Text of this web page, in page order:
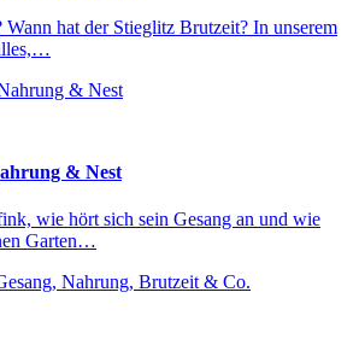
Wann hat der Stieglitz Brutzeit? In unserem
& Nest
wie hört sich sein Gesang an und wie
Garten…